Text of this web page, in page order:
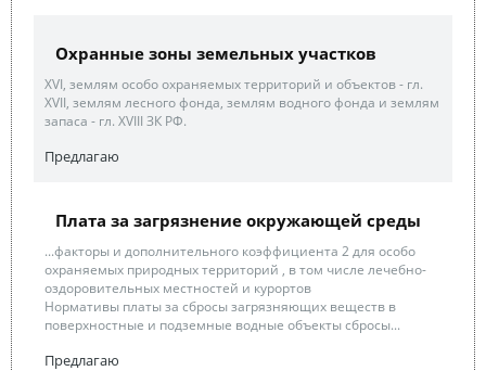
Охранные зоны земельных участков
XVI, землям особо охраняемых территорий и объектов - гл.
XVII, землям лесного фонда, землям водного фонда и землям
запаса - гл. XVIII ЗК РФ.
Предлагаю
Плата за загрязнение окружающей среды
...факторы и дополнительного коэффициента 2 для особо
охраняемых природных территорий , в том числе лечебно-
оздоровительных местностей и курортов
Нормативы платы за сбросы загрязняющих веществ в
поверхностные и подземные водные объекты сбросы...
Предлагаю